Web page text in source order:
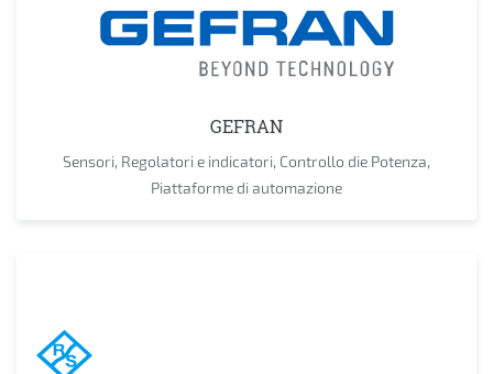
GEFRAN
Sensori, Regolatori e indicatori, Controllo die Potenza,
Piattaforme di automazione